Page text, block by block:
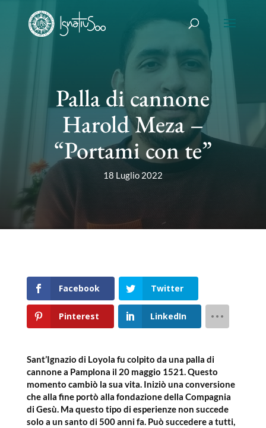
Palla di cannone
Harold Meza –
“Portami con te”
18 Luglio 2022
Facebook Twitter
Pinterest LinkedIn
Sant’Ignazio di Loyola fu colpito da una palla di
cannone a Pamplona il 20 maggio 1521. Questo
momento cambiò la sua vita. Iniziò una conversione
che alla fine portò alla fondazione della Compagnia
di Gesù. Ma questo tipo di esperienze non succede
solo a un santo di 500 anni fa. Può succedere a tutti,